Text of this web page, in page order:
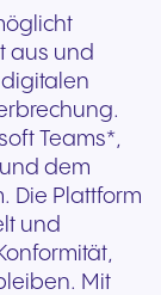
aus und
Teams*,
dem
Die Plattform
und
Mit